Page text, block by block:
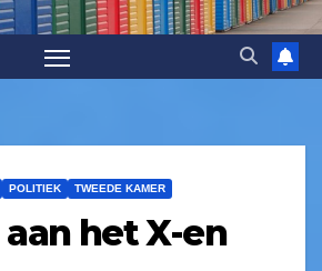
POLITIEK TWEEDE KAMER
het X-en